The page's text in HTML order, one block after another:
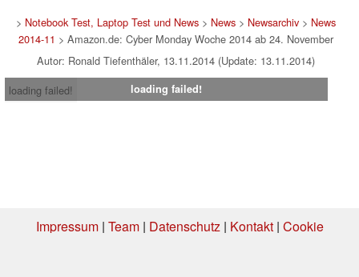
> Notebook Test, Laptop Test und News> News> Newsarchiv> News
2014-11 > Amazon.de: Cyber Monday Woche 2014 ab 24. November
Autor: Ronald Tiefenthäler, 13.11.2014 (Update: 13.11.2014)
loading failed!
loading failed!
Impressum| Team| Datenschutz| Kontakt| Cookie